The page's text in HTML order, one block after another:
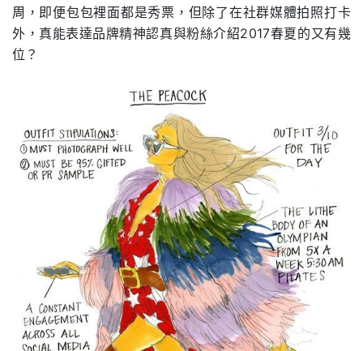
周，即便包包裡面都是秀票，但除了在社群媒體拍照打卡
外，真能表達品牌精神認真與粉絲介紹2017春夏的又有幾
位？